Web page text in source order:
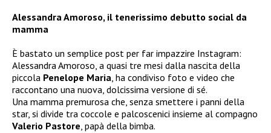
Alessandra Amoroso, il tenerissimo debutto social da
mamma
È bastato un semplice post per far impazzire Instagram:
Alessandra Amoroso, a quasi tre mesi dalla nascita della
piccola Penelope Maria, ha condiviso foto e video che
raccontano una nuova, dolcissima versione di sé.
Una mamma premurosa che, senza smettere i panni della
star, si divide tra coccole e palcoscenici insieme al compagno
Valerio Pastore, papà della bimba.